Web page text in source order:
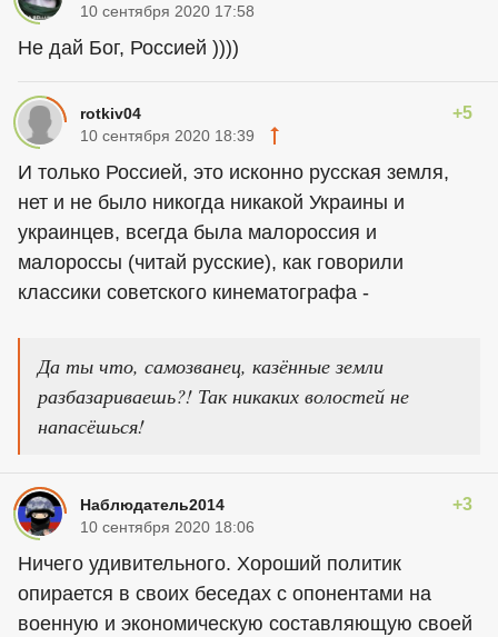
10 сентября 2020 17:58
Не дай Бог, Россией ))))
rotkiv04 +5
10 сентября 2020 18:39
И только Россией, это исконно русская земля,
нет и не было никогда никакой Украины и
украинцев, всегда была малороссия и
малороссы (читай русские), как говорили
классики советского кинематографа -
Да ты что, самозванец, казённые земли
разбазариваешь?! Так никаких волостей не
напасёшься!
Наблюдатель2014 +3
10 сентября 2020 18:06
Ничего удивительного. Хороший политик
опирается в своих беседах с опонентами на
военную и экономическую составляющую своей